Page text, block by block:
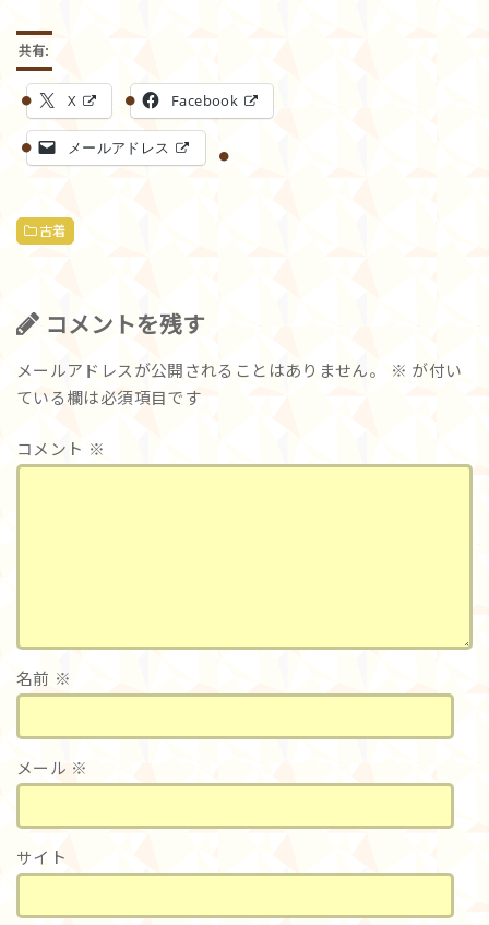
共有:
X Facebook
メールアドレス
古着
コメントを残す
メールアドレスが公開されることはありません。 ※ が付い
ている欄は必須項目です
コメント ※
名前 ※
メール ※
サイト